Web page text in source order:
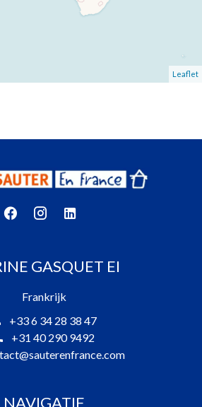
Leaflet
GASQUET EI
Frankrijk
+33 6 34 28 38 47
+31 40 290 9492
NAVIGATIE